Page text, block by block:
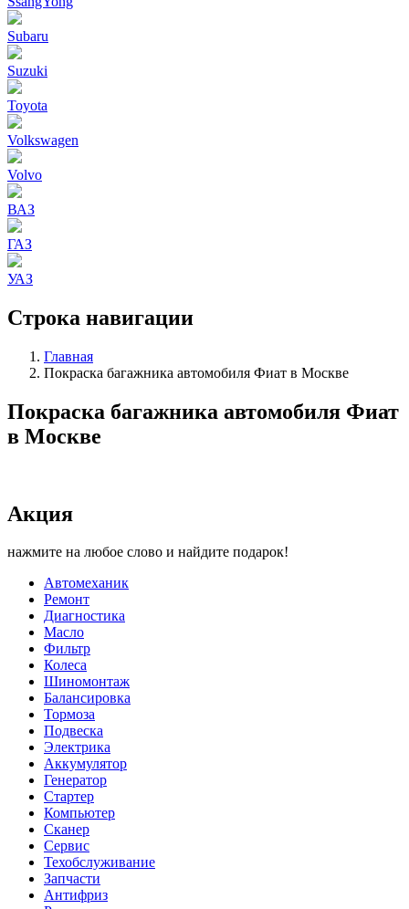
Subaru
Suzuki
Toyota
Volkswagen
Volvo
ВАЗ
ГАЗ
УАЗ
Строка навигации
Главная
Покраска багажника автомобиля Фиат в Москве
Покраска багажника автомобиля Фиат
в Москве
Акция
нажмите на любое слово и найдите подарок!
Автомеханик
Ремонт
Диагностика
Масло
Фильтр
Колеса
Шиномонтаж
Балансировка
Тормоза
Подвеска
Электрика
Аккумулятор
Генератор
Стартер
Компьютер
Сканер
Сервис
Техобслуживание
Запчасти
Антифриз